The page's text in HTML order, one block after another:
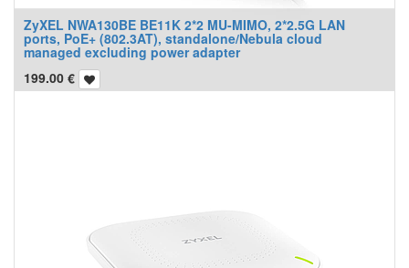
ZyXEL NWA130BE BE11K 2*2 MU-MIMO, 2*2.5G LAN
ports, PoE+ (802.3AT), standalone/Nebula cloud
managed excluding power adapter
199.00 €